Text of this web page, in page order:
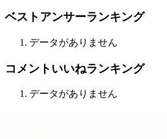
ベストアンサーランキング
データがありません
コメントいいねランキング
データがありません